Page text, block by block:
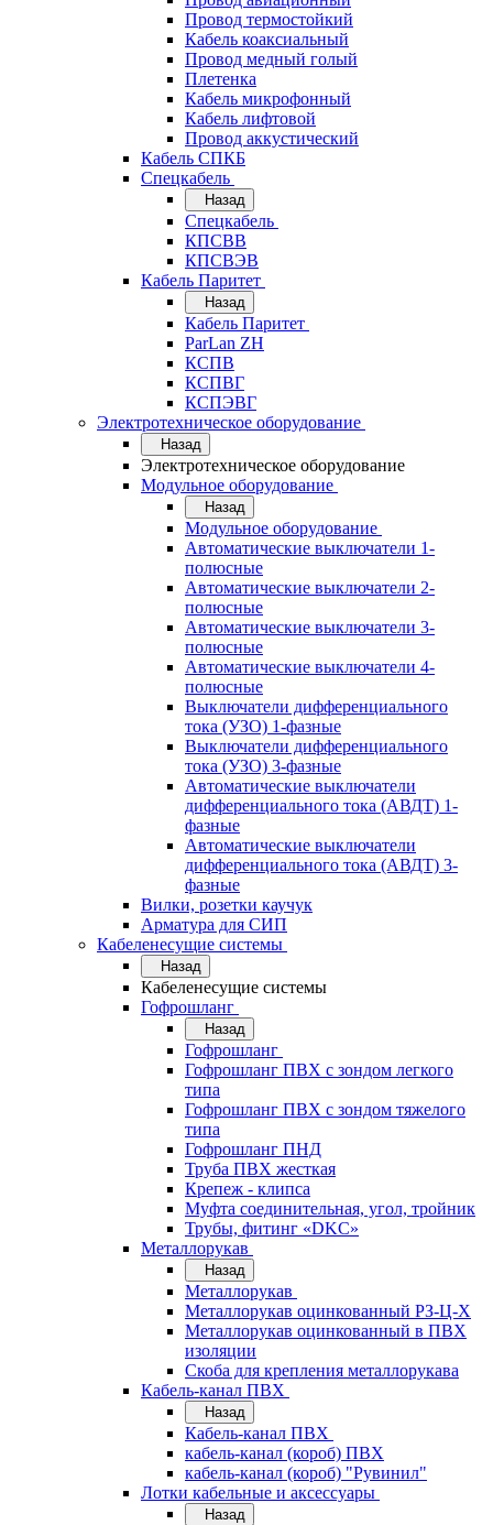
Провод термостойкий
Кабель коаксиальный
Провод медный голый
Плетенка
Кабель микрофонный
Кабель лифтовой
Провод аккустический
Кабель СПКБ
Спецкабель
Назад
Спецкабель
КПСВВ
КПСВЭВ
Кабель Паритет
Назад
Кабель Паритет
ParLan ZH
КСПВ
КСПВГ
КСПЭВГ
Электротехническое оборудование
Назад
Электротехническое оборудование
Модульное оборудование
Назад
Модульное оборудование
Автоматические выключатели 1-
полюсные
Автоматические выключатели 2-
полюсные
Автоматические выключатели 3-
полюсные
Автоматические выключатели 4-
полюсные
Выключатели дифференциального
тока (УЗО) 1-фазные
Выключатели дифференциального
тока (УЗО) 3-фазные
Автоматические выключатели
дифференциального тока (АВДТ) 1-
фазные
Автоматические выключатели
дифференциального тока (АВДТ) 3-
фазные
Вилки, розетки каучук
Арматура для СИП
Кабеленесущие системы
Назад
Кабеленесущие системы
Гофрошланг
Назад
Гофрошланг
Гофрошланг ПВХ с зондом легкого
типа
Гофрошланг ПВХ с зондом тяжелого
типа
Гофрошланг ПНД
Труба ПВХ жесткая
Крепеж - клипса
Муфта соединительная, угол, тройник
Трубы, фитинг «DKC»
Металлорукав
Назад
Металлорукав
Металлорукав оцинкованный РЗ-Ц-Х
Металлорукав оцинкованный в ПВХ
изоляции
Скоба для крепления металлорукава
Кабель-канал ПВХ
Назад
Кабель-канал ПВХ
кабель-канал (короб) ПВХ
кабель-канал (короб) "Рувинил"
Лотки кабельные и аксессуары
Назад